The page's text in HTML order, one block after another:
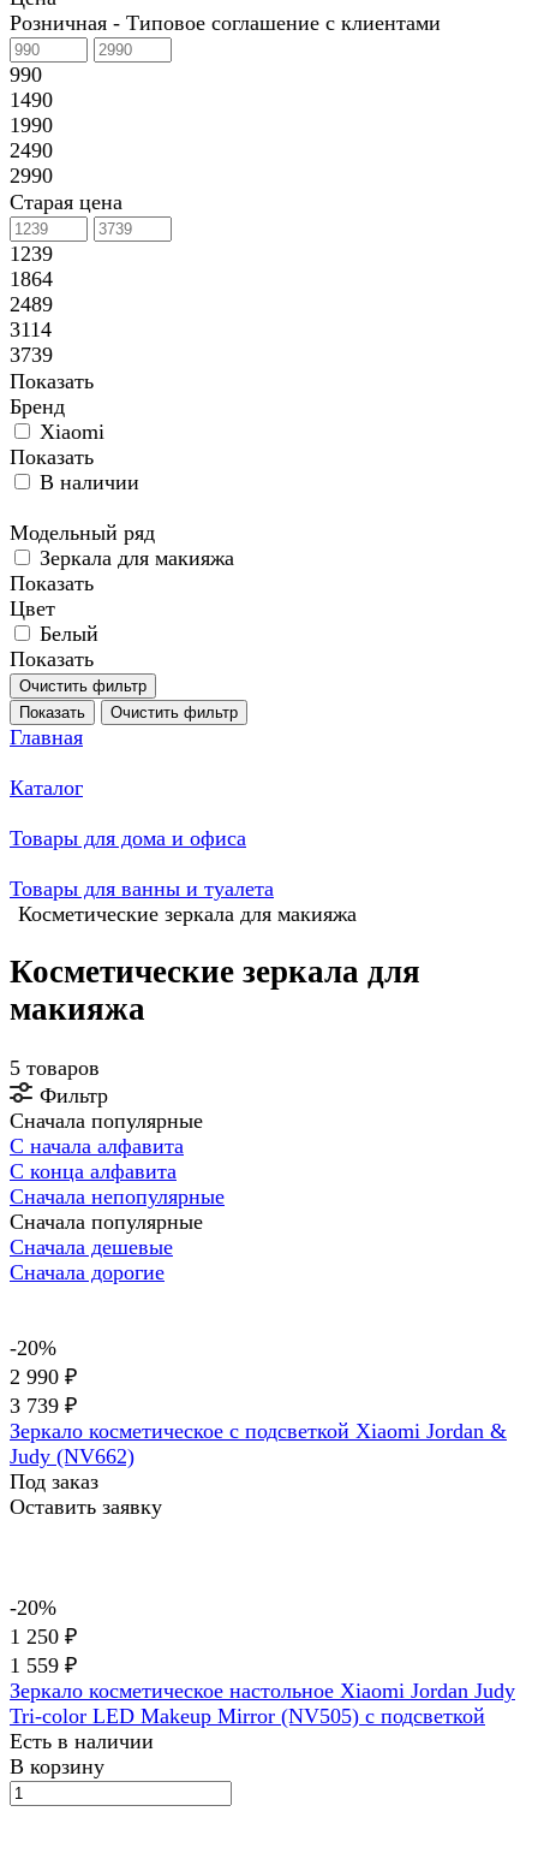
Розничная - Типовое соглашение с клиентами
990
1490
1990
2490
2990
Старая цена
1239
1864
2489
3114
3739
Показать
Бренд
Xiaomi
Показать
В наличии
Модельный ряд
Зеркала для макияжа
Показать
Цвет
Белый
Показать
Очистить фильтр
Показать
Очистить фильтр
Главная
Каталог
Товары для дома и офиса
Товары для ванны и туалета
Косметические зеркала для макияжа
Косметические зеркала для
макияжа
5 товаров
Фильтр
Сначала популярные
С начала алфавита
С конца алфавита
Сначала непопулярные
Сначала популярные
Сначала дешевые
Сначала дорогие
-20%
2 990 ₽
3 739 ₽
Зеркало косметическое с подсветкой Xiaomi Jordan &
Judy (NV662)
Под заказ
Оставить заявку
-20%
1 250 ₽
1 559 ₽
Зеркало косметическое настольное Xiaomi Jordan Judy
Tri-color LED Makeup Mirror (NV505) с подсветкой
Есть в наличии
В корзину